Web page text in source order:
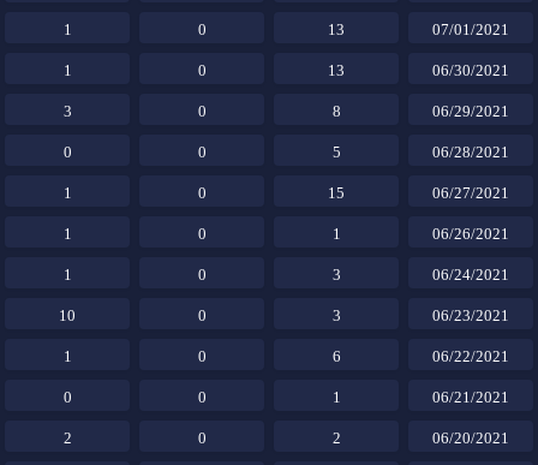
07/01/2021
13
0
1
06/30/2021
13
0
1
06/29/2021
8
0
3
06/28/2021
5
0
0
06/27/2021
15
0
1
06/26/2021
1
0
1
06/24/2021
3
0
1
06/23/2021
3
0
10
06/22/2021
6
0
1
06/21/2021
1
0
0
06/20/2021
2
0
2